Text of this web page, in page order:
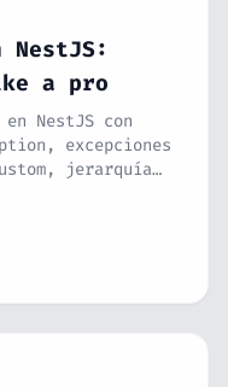
a pro
NestJS con
excepciones
jerarquía
y